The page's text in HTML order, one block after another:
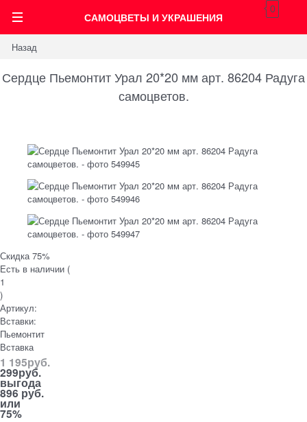
САМОЦВЕТЫ И УКРАШЕНИЯ
0
Назад
Сердце Пьемонтит Урал 20*20 мм арт. 86204 Радуга
самоцветов.
Скидка 75%
Есть в наличии (
1
)
Артикул:
Вставки:
Пьемонтит
Вставка
1 195руб.
299руб.
выгода
896 руб.
или
75%